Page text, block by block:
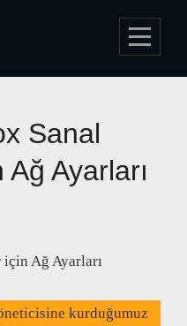
Sanal
Ayarları
Ağ Ayarları
kurduğumuz